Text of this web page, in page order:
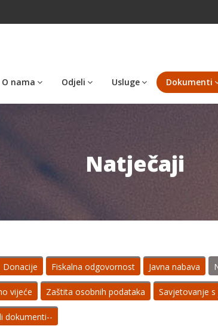
O nama Odjeli Usluge Dokumenti
Natječaji
Donacije Fiskalna odgovornost Javna nabava
vijeće Zaštita osobnih podataka Savjetovanje s
dokumenti--